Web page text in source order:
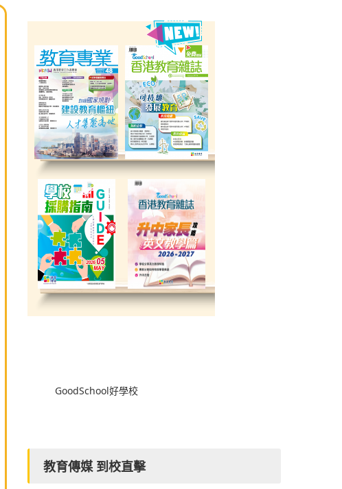
GoodSchool好學校
教育傳媒 到校直擊